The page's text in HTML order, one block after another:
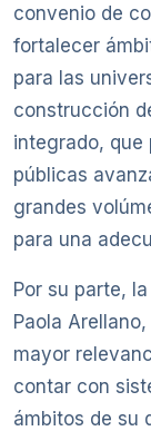
convenio de
fortalecer
para las
construcción
integrado, que
públicas
grandes
para una
Por su parte,
Paola
mayor
contar con
ámbitos de su